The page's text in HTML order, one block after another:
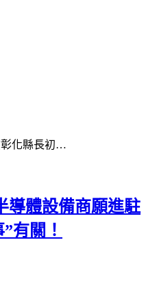
彰化縣長初…
導體設備商願進駐
有關！